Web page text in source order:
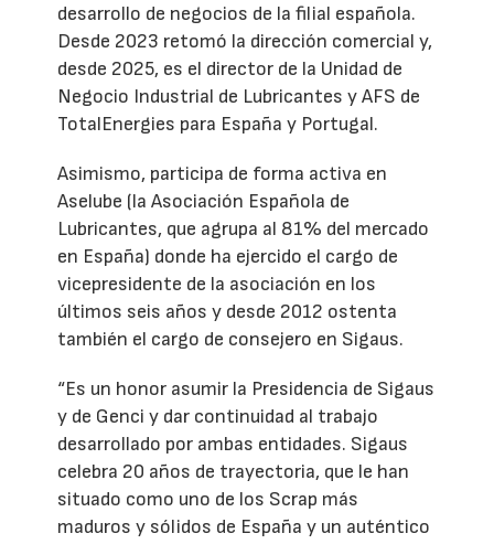
desarrollo de negocios de la filial española.
Desde 2023 retomó la dirección comercial y,
desde 2025, es el director de la Unidad de
Negocio Industrial de Lubricantes y AFS de
TotalEnergies para España y Portugal.
Asimismo, participa de forma activa en
Aselube (la Asociación Española de
Lubricantes, que agrupa al 81% del mercado
en España) donde ha ejercido el cargo de
vicepresidente de la asociación en los
últimos seis años y desde 2012 ostenta
también el cargo de consejero en Sigaus.
“Es un honor asumir la Presidencia de Sigaus
y de Genci y dar continuidad al trabajo
desarrollado por ambas entidades. Sigaus
celebra 20 años de trayectoria, que le han
situado como uno de los Scrap más
maduros y sólidos de España y un auténtico